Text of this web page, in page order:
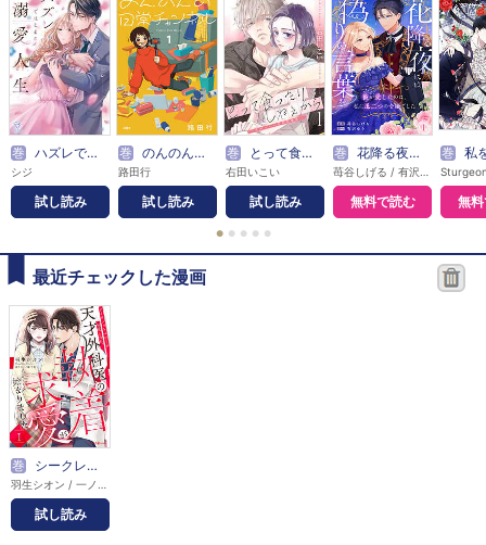
巻 ハズレではじまる溺愛人生～仕組まれた恋の相手はハイスぺ社長【単行本版】
シジ
試し読み
巻 のんのんの日常チャンネル
路田行
試し読み
巻 とって食ったりしねぇから～元ヤンくんとの恋事情～【描き下ろしおまけ付き特装版】
右田いこい
試し読み
巻 花降る夜には偽りの言葉を～彼が愛したのは、私に瓜二つの令嬢でした～
無料で読む
巻 私を食べ
無
● ● ● ● ●
最近チェックした漫画
巻 シークレットベビーが発覚したら、天才外科医の執着求愛が始まりました【分冊版】
試し読み